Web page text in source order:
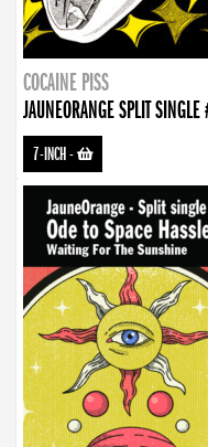
COCAINE PISS
JAUNEORANGE SPLIT
7-INCH-